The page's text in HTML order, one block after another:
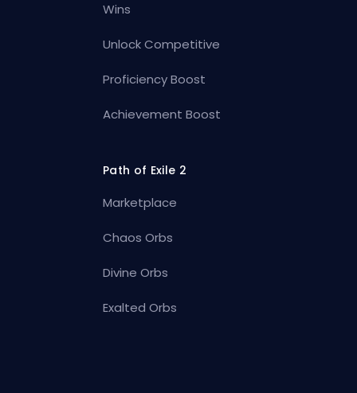
Wins
Unlock Competitive
Proficiency Boost
Achievement Boost
Path of Exile 2
Marketplace
Chaos Orbs
Divine Orbs
Exalted Orbs